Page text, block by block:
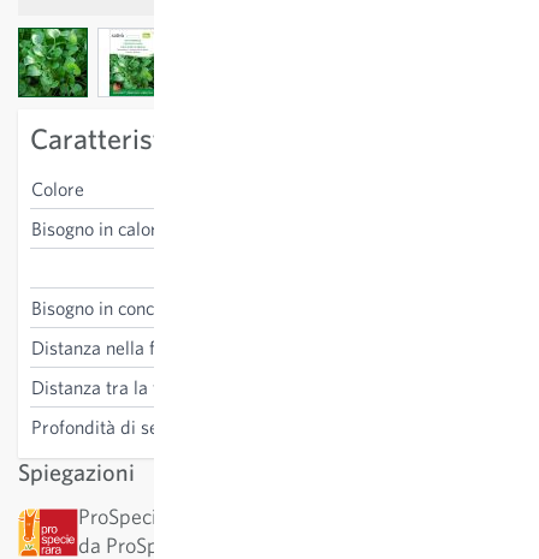
View larger imageView larger image
Caratteristiche specifiche della varietà
Colore
Bisogno in calore
Bisogno in concime
Distanza nella fila
Distanza tra la fila
Profondità di semina
Spiegazioni
ProSpecieRara: Questa varietà è stata classificata
da ProSpecieRara come varietà rara o antica.